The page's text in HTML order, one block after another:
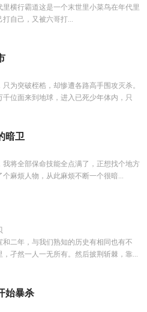
里横行霸道这是一个末世里小菜鸟在年代里
自己，又被六哥打...
为突破桎梏，却惨遭各路高手围攻灭杀。
位面来到地球，进入已死少年体内，只
暗卫
我将全部保命技能全点满了，正想找个地方
个麻烦人物，从此麻烦不断一个很暗...
和二年，与我们熟知的历史有相同也有不
，孑然一人一无所有。然后披荆斩棘，靠...
始暴杀